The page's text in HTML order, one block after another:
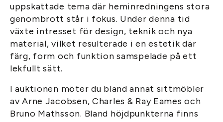
uppskattade tema där heminredningens stora
genombrott står i fokus. Under denna tid
växte intresset för design, teknik och nya
material, vilket resulterade i en estetik där
färg, form och funktion samspelade på ett
lekfullt sätt.
I auktionen möter du bland annat sittmöbler
av Arne Jacobsen, Charles & Ray Eames och
Bruno Mathsson. Bland höjdpunkterna finns